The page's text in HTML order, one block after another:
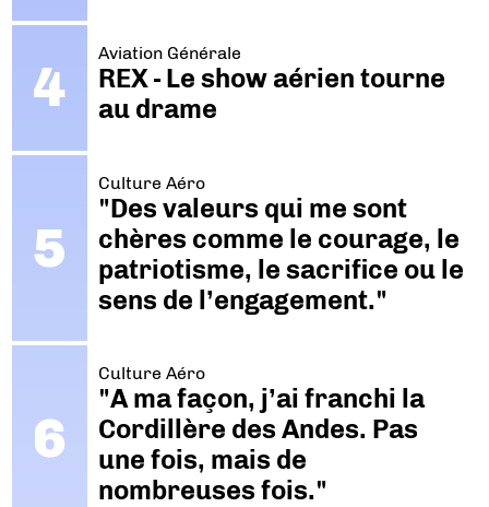
Aviation Générale
REX - Le show aérien tourne
au drame
Culture Aéro
"Des valeurs qui me sont
chères comme le courage, le
patriotisme, le sacrifice ou le
sens de l’engagement."
Culture Aéro
"A ma façon, j’ai franchi la
Cordillère des Andes. Pas
une fois, mais de
nombreuses fois."